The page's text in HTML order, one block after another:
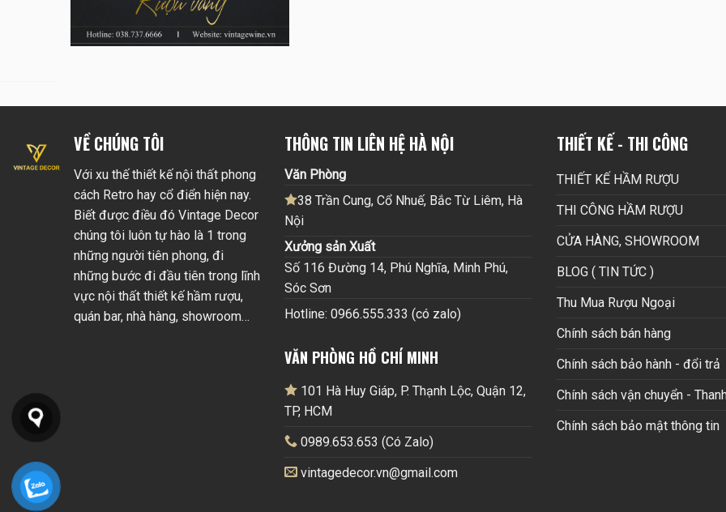
VỀ CHÚNG TÔI
Với xu thế thiết kế nội thất phong
cách Retro hay cổ điển hiện nay.
Biết được điều đó Vintage Decor
chúng tôi luôn tự hào là 1 trong
những người tiên phong, đi
những bước đi đầu tiên trong lĩnh
vực nội thất thiết kế hầm rượu,
quán bar, nhà hàng, showroom…
THÔNG TIN LIÊN HỆ HÀ NỘI
Văn Phòng
38 Trần Cung, Cổ Nhuế, Bắc Từ Liêm, Hà
Nội
Xưởng sản Xuất
Số 116 Đường 14, Phú Nghĩa, Minh Phú,
Sóc Sơn
Hotline: 0966.555.333 (có zalo)
VĂN PHÒNG HỒ CHÍ MINH
101 Hà Huy Giáp, P. Thạnh Lộc, Quận 12,
TP, HCM
0989.653.653 (Có Zalo)
vintagedecor.vn@gmail.com
THIẾT KẾ - THI CÔNG
THIẾT KẾ HẦM RƯỢU
THI CÔNG HẦM RƯỢU
CỬA HÀNG, SHOWROOM
BLOG ( TIN TỨC )
Thu Mua Rượu Ngoại
Chính sách bán hàng
Chính sách bảo hành - đổi trả
Chính sách vận chuyển -
Chính sách bảo mật thông tin